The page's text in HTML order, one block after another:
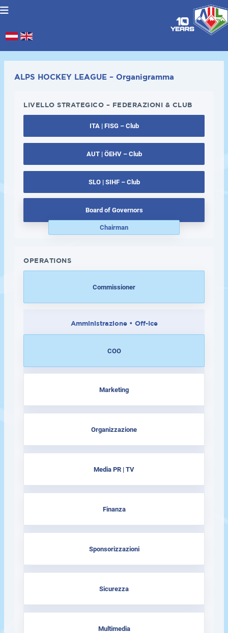
Seleziona la tua lingua
ALPS HOCKEY LEAGUE – Organigramma
LIVELLO STRATEGICO – FEDERAZIONI & CLUB
ITA | FISG – Club
AUT | ÖEHV – Club
SLO | SIHF – Club
Board of Governors
Chairman
OPERATIONS
Commissioner
Amministrazione • Off-Ice
COO
Marketing
Organizzazione
Media PR | TV
Finanza
Sponsorizzazioni
Sicurezza
Multimedia